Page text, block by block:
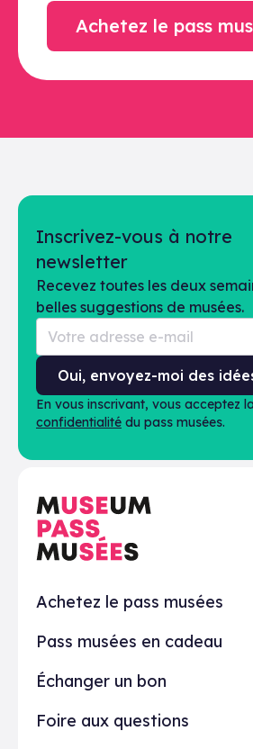
Achetez le pass
En pratique
Achetez le pass musées
Pass musées en cadeau
Échanger un bon
Foire aux questions
Inscrivez-vous à notre
newsletter
Recevez toutes les deux
belles suggestions de musées.
Oui, envoyez-moi des
En vous inscrivant, vous acceptez la
confidentialité du pass musées.